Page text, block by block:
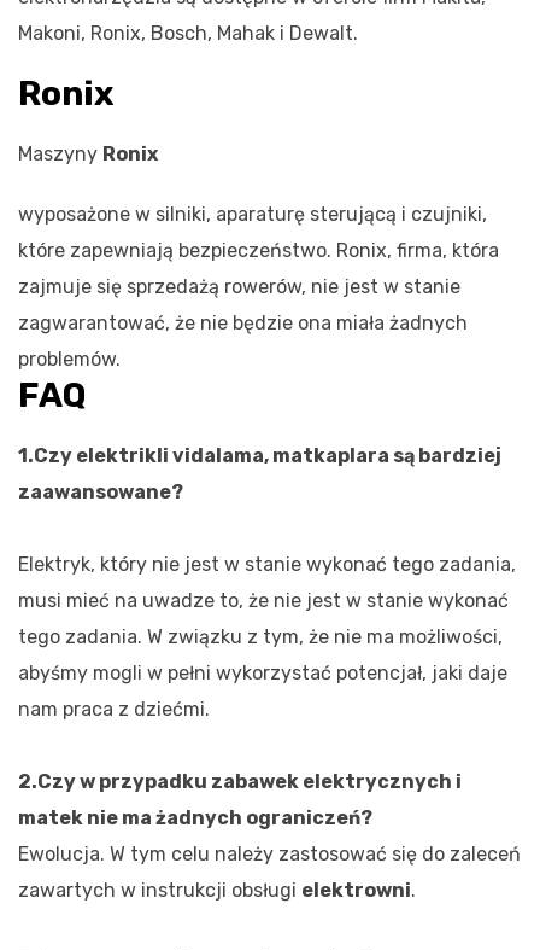
Makoni, Ronix, Bosch, Mahak i Dewalt.
Ronix
Maszyny Ronix
wyposażone w silniki, aparaturę sterującą i czujniki,
które zapewniają bezpieczeństwo. Ronix, firma, która
zajmuje się sprzedażą rowerów, nie jest w stanie
zagwarantować, że nie będzie ona miała żadnych
problemów.
FAQ
1.Czy elektrikli vidalama, matkaplara są bardziej
zaawansowane?
Elektryk, który nie jest w stanie wykonać tego zadania,
musi mieć na uwadze to, że nie jest w stanie wykonać
tego zadania. W związku z tym, że nie ma możliwości,
abyśmy mogli w pełni wykorzystać potencjał, jaki daje
nam praca z dziećmi.
2.Czy w przypadku zabawek elektrycznych i
matek nie ma żadnych ograniczeń?
Ewolucja. W tym celu należy zastosować się do zaleceń
zawartych w instrukcji obsługi elektrowni.